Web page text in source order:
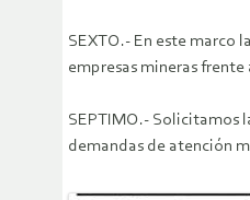
SEXTO.- En este marco
empresas mineras
SEPTIMO.- Solicitamos
demandas de atención